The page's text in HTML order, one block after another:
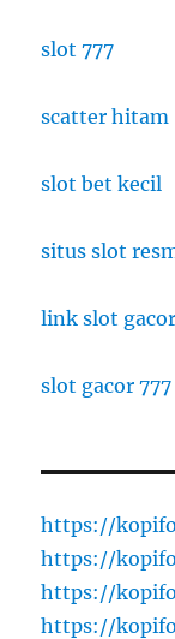
slot 777
scatter hitam
slot bet kecil
situs slot
link slot gacor
slot gacor 777
https://
https://
https://
https://